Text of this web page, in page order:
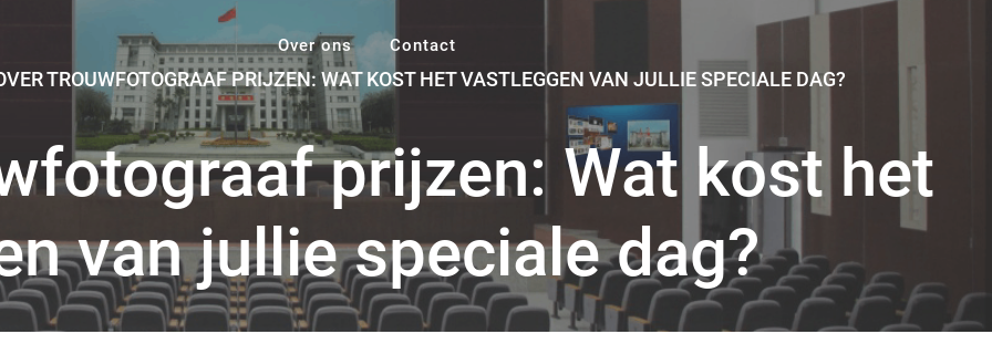
Over ons Contact
TROUWFOTOGRAAF PRIJZEN: WAT KOST HET VASTLEGGEN VAN JULLIE SPECIALE DAG?
prijzen: Wat kost het
van jullie speciale dag?